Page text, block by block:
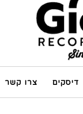
דיסקים צרו קשר